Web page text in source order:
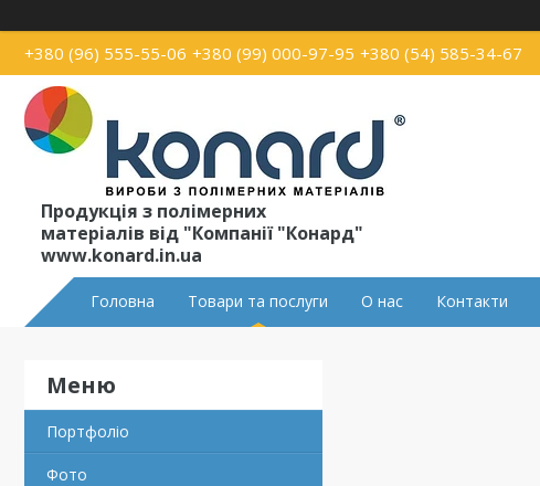
+380 (96) 555-55-06 +380 (99) 000-97-95 +380 (54) 585-34-67
Продукція з полімерних
матеріалів від "Компанії "Конард"
www.konard.in.ua
Головна Товари та послуги О нас Контакти
Портфоліо
Фото